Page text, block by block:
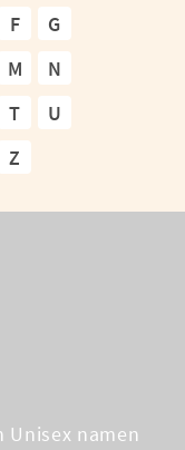
F
G
M
N
T
U
Z
Unisex namen